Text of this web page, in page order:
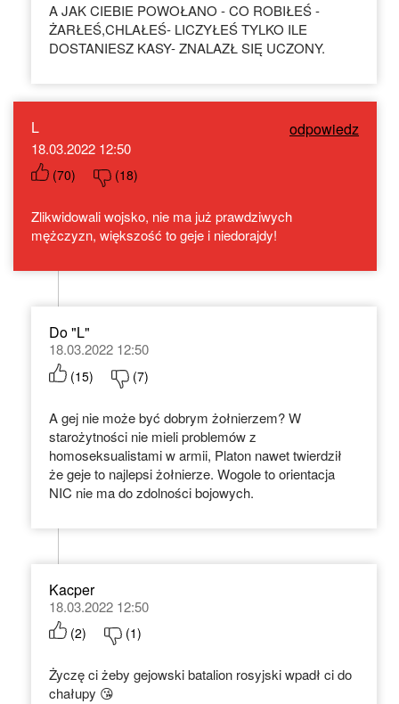
A JAK CIEBIE POWOŁANO - CO ROBIŁEŚ -
ŻARŁEŚ,CHLAŁEŚ- LICZYŁEŚ TYLKO ILE
DOSTANIESZ KASY- ZNALAZŁ SIĘ UCZONY.
L odpowiedz
18.03.2022 12:50
(70) (18)
Zlikwidowali wojsko, nie ma już prawdziwych
mężczyzn, większość to geje i niedorajdy!
Do "L"
18.03.2022 12:50
(15) (7)
A gej nie może być dobrym żołnierzem? W
starożytności nie mieli problemów z
homoseksualistami w armii, Platon nawet twierdził
że geje to najlepsi żołnierze. Wogole to orientacja
NIC nie ma do zdolności bojowych.
Kacper
18.03.2022 12:50
(2) (1)
Życzę ci żeby gejowski batalion rosyjski wpadł ci do
chałupy 😘